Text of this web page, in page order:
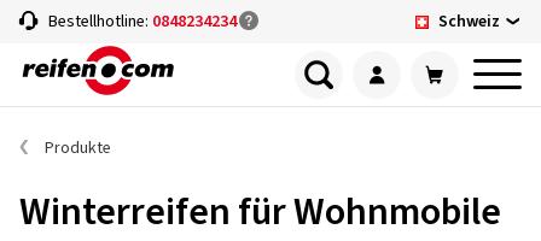
Bestellhotline: 0848234234 Schweiz
Produkte
Winterreifen für Wohnmobile